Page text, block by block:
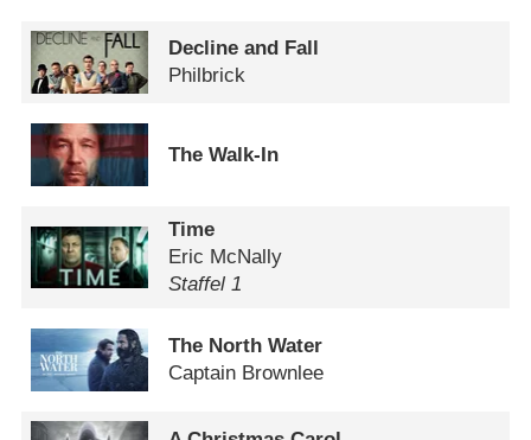
Decline and Fall
Philbrick
The Walk-In
Time
Eric McNally
Staffel 1
The North Water
Captain Brownlee